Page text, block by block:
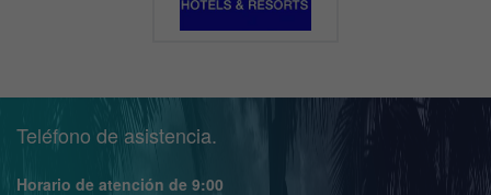
Teléfono de asistencia.
Horario de atención de 9:00